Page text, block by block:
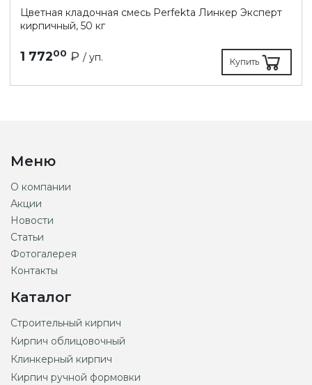
Цветная кладочная смесь Perfekta Линкер Эксперт
кирпичный, 50 кг
1 77200 ₽ / уп. Купить
Меню
О компании
Акции
Новости
Статьи
Фотогалерея
Контакты
Каталог
Строительный кирпич
Кирпич облицовочный
Клинкерный кирпич
Кирпич ручной формовки